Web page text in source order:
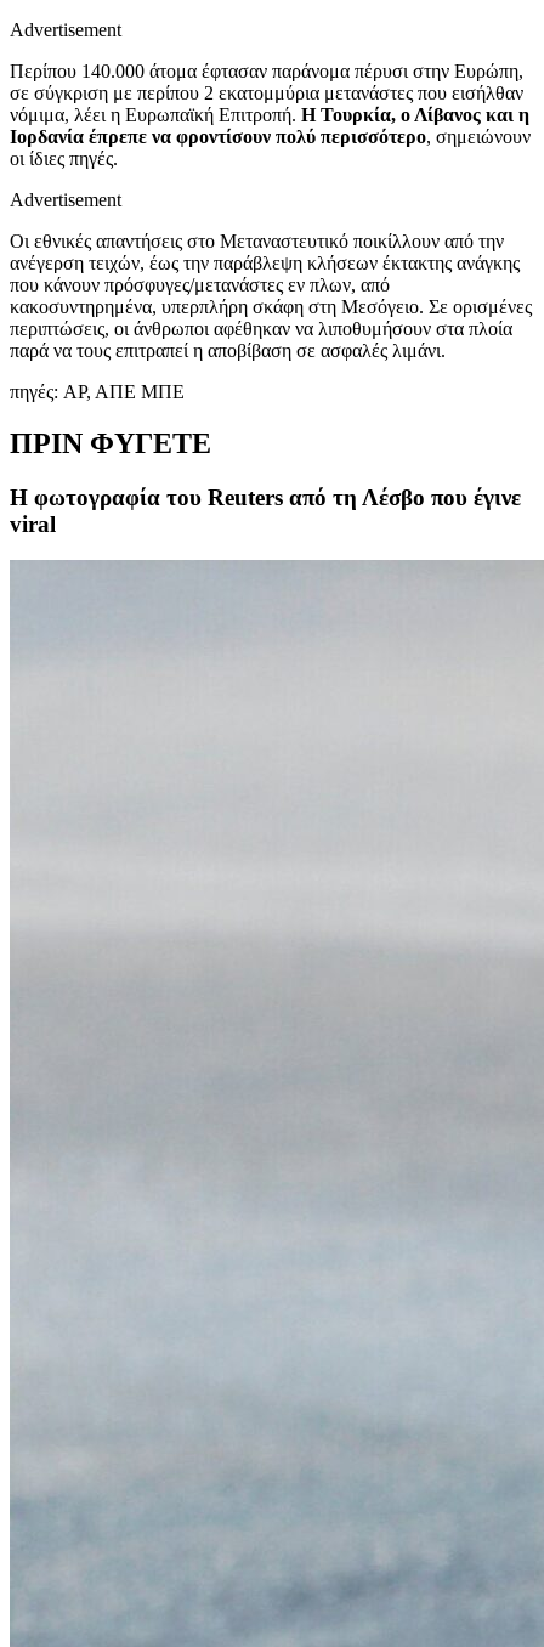
Advertisement
Περίπου 140.000 άτομα έφτασαν παράνομα πέρυσι στην Ευρώπη,
σε σύγκριση με περίπου 2 εκατομμύρια μετανάστες που εισήλθαν
νόμιμα, λέει η Ευρωπαϊκή Επιτροπή. Η Τουρκία, ο Λίβανος και η
Ιορδανία έπρεπε να φροντίσουν πολύ περισσότερο, σημειώνουν
οι ίδιες πηγές.
Advertisement
Οι εθνικές απαντήσεις στο Μεταναστευτικό ποικίλλουν από την
ανέγερση τειχών, έως την παράβλεψη κλήσεων έκτακτης ανάγκης
που κάνουν πρόσφυγες/μετανάστες εν πλων, από
κακοσυντηρημένα, υπερπλήρη σκάφη στη Μεσόγειο. Σε ορισμένες
περιπτώσεις, οι άνθρωποι αφέθηκαν να λιποθυμήσουν στα πλοία
παρά να τους επιτραπεί η αποβίβαση σε ασφαλές λιμάνι.
πηγές: AP, AΠΕ ΜΠΕ
ΠΡΙΝ ΦΥΓΕΤΕ
Η φωτογραφία του Reuters από τη Λέσβο που έγινε
viral